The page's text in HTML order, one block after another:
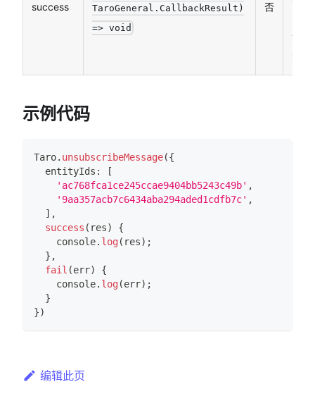
success
TaroGeneral.CallbackResult)
=> void
否
调函
数
示例代码
Taro. unsubscribeMessage({
  entityIds
:
[
'ac768fca1ce245ccae9404bb5243c49b' ,
'9aa357acb7c6434aba294aded1cdfb7c' ,
] ,
success ( res)
{
console. log( res) ;
} ,
fail (err)
{
console. log(err) ;
}
})
编辑此页